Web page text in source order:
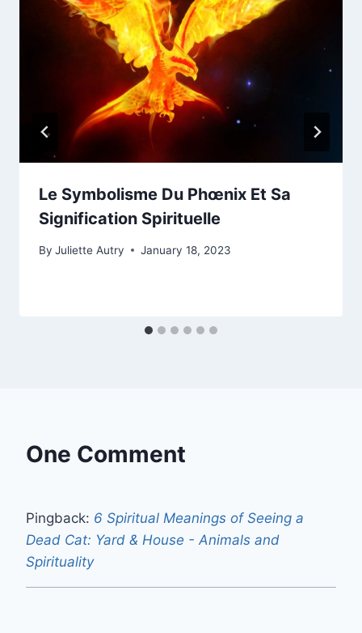
Le Symbolisme Du Phœnix Et Sa
Signification Spirituelle
By Juliette Autry January 18, 2023
One Comment
Pingback: 6 Spiritual Meanings of Seeing a
Dead Cat: Yard & House - Animals and
Spirituality